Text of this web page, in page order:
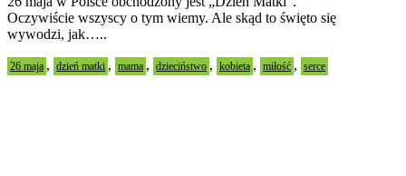
Oczywiście wszyscy o tym wiemy. Ale skąd to święto się
wywodzi, jak…..
26 maja , dzień matki , mama , dzieciństwo , kobieta , miłość , serce